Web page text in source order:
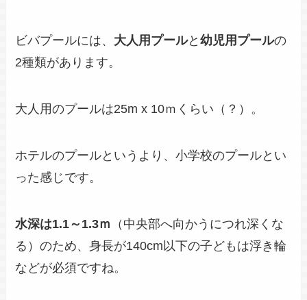
ビバプールには、 大人用プールと幼児用プールの
2種類があります。
大人用のプールは25m x 10ｍくらい（？）。
ホテルのプールというより、小学校のプールとい
った感じです。
水深は1.1～1.3ｍ
（中央部へ向かうにつれ深くな
る）のため、身長が140cm以下の子どもは浮き輪
などが必須ですね。